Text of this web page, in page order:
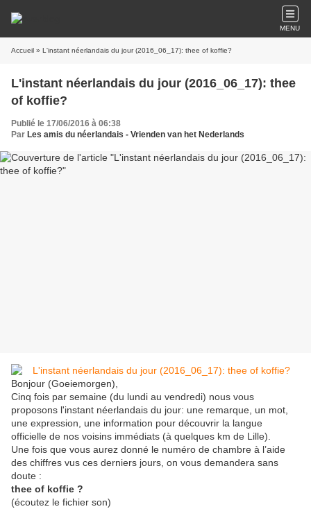
MENU
Accueil » L'instant néerlandais du jour (2016_06_17): thee of koffie?
L'instant néerlandais du jour (2016_06_17): thee
of koffie?
Publié le 17/06/2016 à 06:38
Par Les amis du néerlandais - Vrienden van het Nederlands
Bonjour (Goeiemorgen),
Cinq fois par semaine (du lundi au vendredi) nous vous
proposons l'instant néerlandais du jour: une remarque, un mot,
une expression, une information pour découvrir la langue
officielle de nos voisins immédiats (à quelques km de Lille).
Une fois que vous aurez donné le numéro de chambre à l’aide
des chiffres vus ces derniers jours, on vous demandera sans
doute :
thee of koffie ?
(écoutez le fichier son)